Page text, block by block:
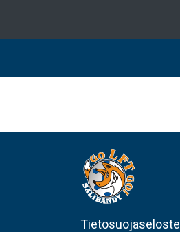
Tietosuojaseloste